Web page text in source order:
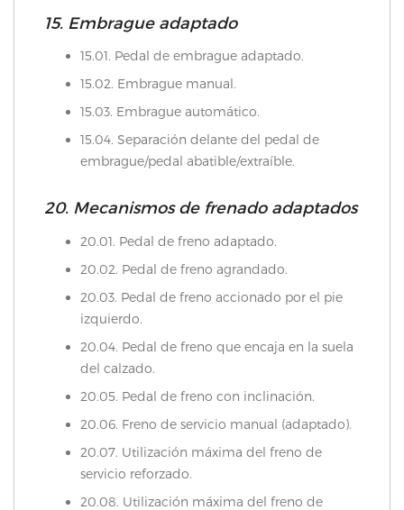
15. Embrague adaptado
15.01. Pedal de embrague adaptado.
15.02. Embrague manual.
15.03. Embrague automático.
15.04. Separación delante del pedal de
embrague/pedal abatible/extraíble.
20. Mecanismos de frenado adaptados
20.01. Pedal de freno adaptado.
20.02. Pedal de freno agrandado.
20.03. Pedal de freno accionado por el pie
izquierdo.
20.04. Pedal de freno que encaja en la suela
del calzado.
20.05. Pedal de freno con inclinación.
20.06. Freno de servicio manual (adaptado).
20.07. Utilización máxima del freno de
servicio reforzado.
20.08. Utilización máxima del freno de